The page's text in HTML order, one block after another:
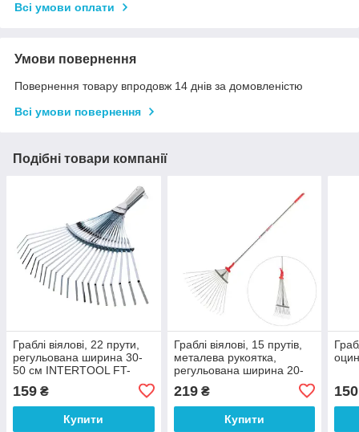
Всі умови оплати
Умови повернення
Повернення товару впродовж 14 днів за домовленістю
Всі умови повернення
Подібні товари компанії
Граблі віялові, 22 прути,
регульована ширина 30-
50 см INTERTOOL FT-
159 ₴
Купити
Граблі віялові, 15 прутів,
металева рукоятка,
регульована ширина 20-
3008
219₴
Купити
150